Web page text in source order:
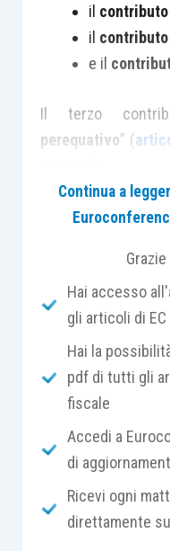
il contributo
il
e il
Il terzo
perequativo” (
spetta
all’articolo
compensi di
Tuirnon
secondo
al
soggetti
attiva al
cui all’
finanziari e
Continua a
Hai accesso
gli articoli di
Hai la
pdf di tutti gli
fiscale
Accedi a
di
Ricevi ogni
direttamente